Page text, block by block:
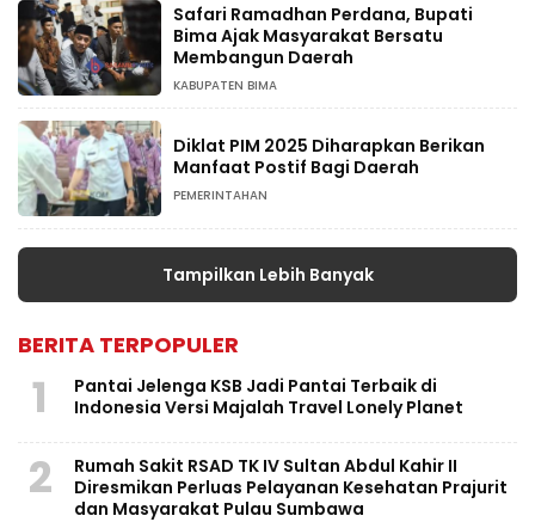
Safari Ramadhan Perdana, Bupati
Bima Ajak Masyarakat Bersatu
Membangun Daerah
KABUPATEN BIMA
Diklat PIM 2025 Diharapkan Berikan
Manfaat Postif Bagi Daerah
PEMERINTAHAN
Tampilkan Lebih Banyak
BERITA TERPOPULER
1
Pantai Jelenga KSB Jadi Pantai Terbaik di
Indonesia Versi Majalah Travel Lonely Planet
2
Rumah Sakit RSAD TK IV Sultan Abdul Kahir II
Diresmikan Perluas Pelayanan Kesehatan Prajurit
dan Masyarakat Pulau Sumbawa